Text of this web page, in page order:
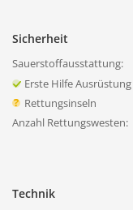
Sicherheit
Sauerstoffausstattung:
Erste Hilfe Ausrüstung
Rettungsinseln
Anzahl Rettungswesten:
Technik